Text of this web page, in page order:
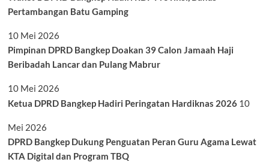
Pertambangan Batu Gamping
10 Mei 2026
Pimpinan DPRD Bangkep Doakan 39 Calon Jamaah Haji
Beribadah Lancar dan Pulang Mabrur
10 Mei 2026
Ketua DPRD Bangkep Hadiri Peringatan Hardiknas 2026 10
Mei 2026
DPRD Bangkep Dukung Penguatan Peran Guru Agama Lewat
KTA Digital dan Program TBQ